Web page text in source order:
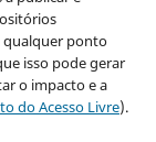
qualquer ponto
isso pode gerar
o impacto e a
do Acesso Livre).